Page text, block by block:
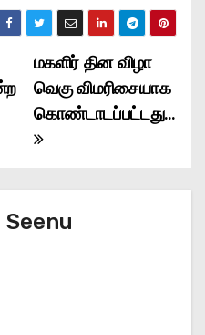
மகளிர் தின விழா
வெகு விமரிசையாக
கொண்டாடப்பட்டது…
Seenu